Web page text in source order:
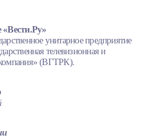
«Вести.Ру»
унитарное предприятие
телевизионная и
(ВГТРК).